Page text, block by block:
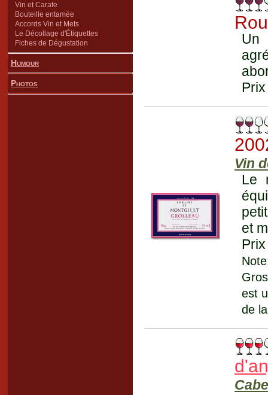
Vin et Carafe
Bouteille entamée
Accords Vin et Mets
Le Décollage d'Étiquettes
Fiches de Dégustation
Humour
Photos
Un
Vin
Le
et
est
de